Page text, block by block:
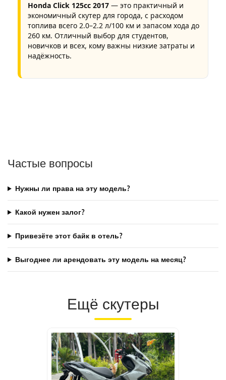
Honda Click 125cc 2017 — это практичный и
экономичный скутер для города, с расходом
топлива всего 2.0–2.2 л/100 км и запасом хода до
260 км. Отличный выбор для студентов,
новичков и всех, кому важны низкие затраты и
надёжность.
Частые вопросы
Нужны ли права на эту модель?
Какой нужен залог?
Привезёте этот байк в отель?
Выгоднее ли арендовать эту модель на месяц?
Ещё скутеры